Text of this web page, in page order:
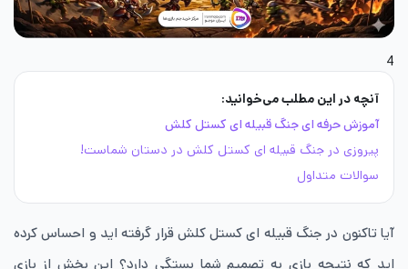
4
آنچه در این مطلب می‌خوانید:
آموزش حرفه ای جنگ قبیله‌ ای کستل کلش
پیروزی در جنگ قبیله ای کستل کلش در دستان شماست!
سوالات متداول
آیا تاکنون در جنگ قبیله‌ ای کستل کلش قرار گرفته اید و احساس کرده
اید که نتیجه بازی به تصمیم شما بستگی دارد؟ این بخش از بازی